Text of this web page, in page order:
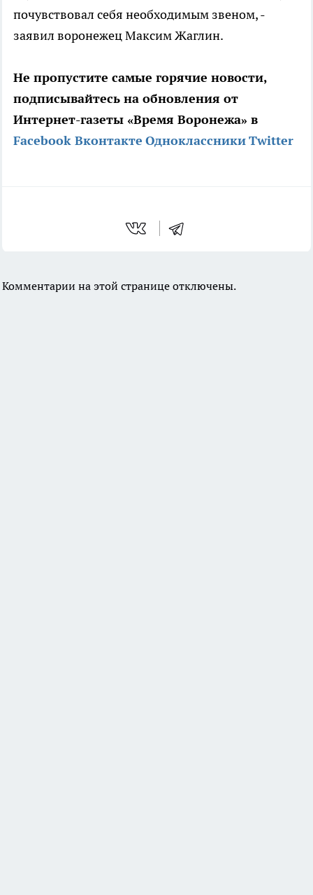
почувствовал себя необходимым звеном, -
заявил воронежец Максим Жаглин.
Не пропустите самые горячие новости,
подписывайтесь на обновления от
Интернет-газеты «Время Воронежа» в
Facebook Вконтакте ОдноклассникиTwitter
Комментарии на этой странице отключены.